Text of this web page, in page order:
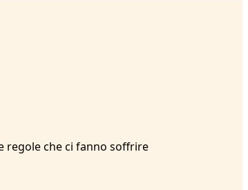
regole che ci fanno soffrire